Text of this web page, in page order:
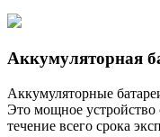
Аккумуляторная
Аккумуляторные
Это мощное устройство
течение всего срока